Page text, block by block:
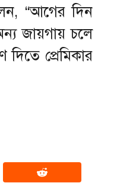
“আগের দিন
জায়গায় চলে
প্রেমিকার